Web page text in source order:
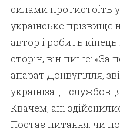
силами протистоїть
українське
автор і робить
сторін, він пише: «За
апарат Донвугілля,
українізації
Квачем, ані
Постає питання: чи